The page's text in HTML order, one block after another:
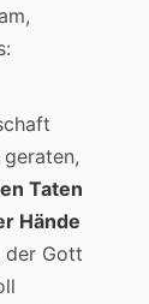
Taten
Hände
der Gott